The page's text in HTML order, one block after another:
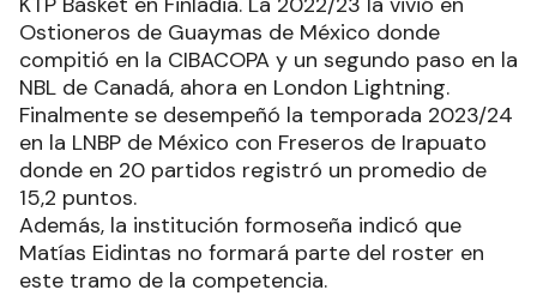
Ostioneros de Guaymas de México donde
compitió en la CIBACOPA y un segundo paso en la
NBL de Canadá, ahora en London Lightning.
Finalmente se desempeñó la temporada 2023/24
en la LNBP de México con Freseros de Irapuato
donde en 20 partidos registró un promedio de
15,2 puntos.
Además, la institución formoseña indicó que
Matías Eidintas no formará parte del roster en
este tramo de la competencia.